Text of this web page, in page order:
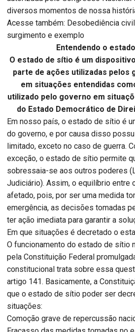
diversos momentos de nossa
Acesse também: Desobediência
surgimento e exemplo
Entendendo o
O estado de sítio é um
parte de ações utilizadas pelos
em situações entendidas
utilizado pelo governo em
do Estado Democrático de
Em nosso país, o estado de sítio é
do governo, e por causa disso
limitado, exceto no caso de guerra.
exceção, o estado de sítio permite
sobressaia-se aos outros poderes
Judiciário). Assim, o equilíbrio entre
afetado, pois, por ser uma medida
emergência, as decisões tomadas
ter ação imediata para garantir a
Em que situações é decretado o
O funcionamento do estado de sítio
pela Constituição Federal
constitucional trata sobre essa
artigo 141. Basicamente, a
que o estado de sítio poder ser
situações:
Comoção grave de repercussão